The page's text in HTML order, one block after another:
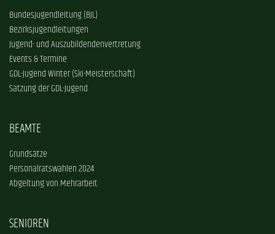
Bundesjugendleitung (BJL)
Bezirksjugendleitungen
Jugend- und Auszubildendenvertretung
Events & Termine
GDL-Jugend Winter (Ski-Meisterschaft)
Satzung der GDL-Jugend
BEAMTE
Grundsätze
Personalratswahlen 2024
Abgeltung von Mehrarbeit
SENIOREN